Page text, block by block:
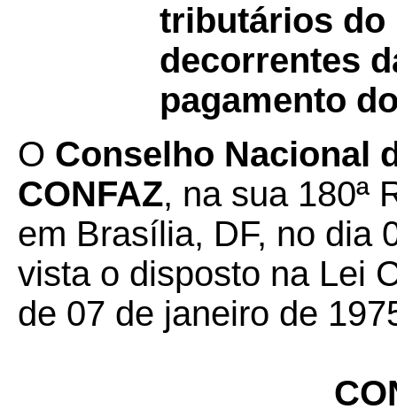
tributários do
decorrentes
pagamento
O Conselho Nacional
CONFAZ, na sua 180ª
em Brasília, DF, no dia
vista o disposto na Lei
de 07 de janeiro de